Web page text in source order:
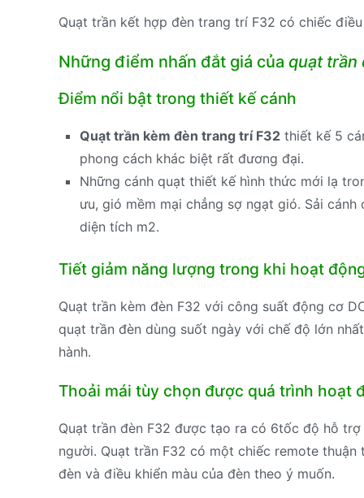
Quạt trần kết hợp đèn trang trí F32 có chiếc
Những điểm nhấn đắt giá của quạt trần
Điểm nổi bật trong thiết kế cánh
Quạt trần kèm đèn trang trí F32thiết kế 5
phong cách khác biệt rất đương đại.
Những cánh quạt thiết kế hình thức mới lạ
ưu, gió mềm mại chẳng sợ ngạt gió. Sải
diện tích m2.
Tiết giảm năng lượng trong khi hoạt
Quạt trần kèm đèn F32 với công suất động cơ
quạt trần đèn dùng suốt ngày với chế độ lớn
hành.
Thoải mái tùy chọn được quá trình hoạt
Quạt trần đèn F32 được tạo ra có 6tốc độ hỗ
người. Quạt trần F32 có một chiếc remote
đèn và điều khiển màu của đèn theo ý muốn.